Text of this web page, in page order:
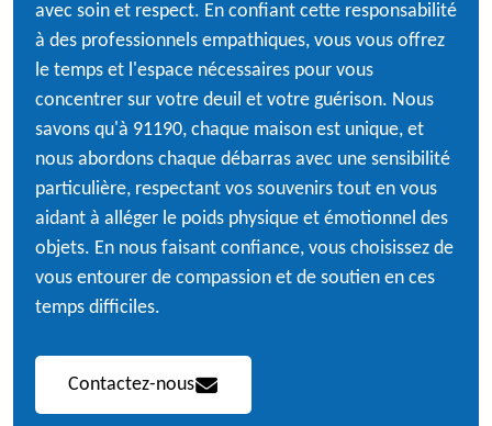
avec soin et respect. En confiant cette responsabilité
à des professionnels empathiques, vous vous offrez
le temps et l'espace nécessaires pour vous
concentrer sur votre deuil et votre guérison. Nous
savons qu'à 91190, chaque maison est unique, et
nous abordons chaque débarras avec une sensibilité
particulière, respectant vos souvenirs tout en vous
aidant à alléger le poids physique et émotionnel des
objets. En nous faisant confiance, vous choisissez de
vous entourer de compassion et de soutien en ces
temps difficiles.
Contactez-nous